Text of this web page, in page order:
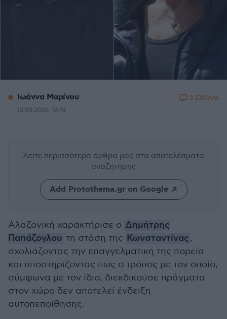
Ιωάννα Μαρίνου
13.05.2026, 16:14
3 ΣΧΟΛΙΑ
Δείτε περισσότερα άρθρα μας στα αποτελέσματα
αναζήτησης
Add Protothema.gr on Google
Αλαζονική χαρακτήρισε ο Δημήτρης
Παπάζογλου τη στάση της Κωνσταντίνας,
σχολιάζοντας την επαγγελματική της πορεία
και υποστηρίζοντας πως ο τρόπος με τον οποίο,
σύμφωνα με τον ίδιο, διεκδικούσε πράγματα
στον χώρο δεν αποτελεί ένδειξη
αυτοπεποίθησης.